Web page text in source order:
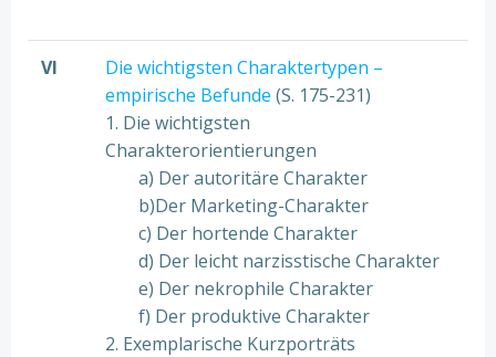
VI
Die wichtigsten Charaktertypen –
empirische Befunde (S. 175-231)
1. Die wichtigsten
Charakterorientierungen
a) Der autoritäre Charakter
b)Der Marketing-Charakter
c) Der hortende Charakter
d) Der leicht narzisstische Charakter
e) Der nekrophile Charakter
f) Der produktive Charakter
2. Exemplarische Kurzporträts